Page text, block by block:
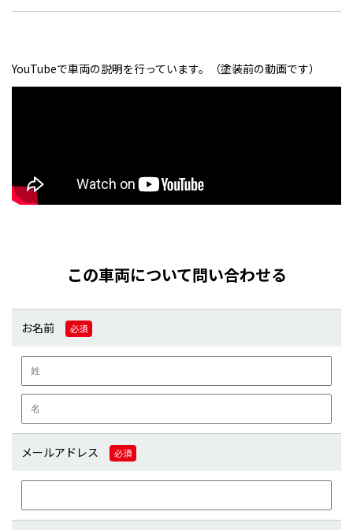
YouTubeで車両の説明を行っています。（塗装前の動画です）
この車両について問い合わせる
お名前 必須
メールアドレス 必須